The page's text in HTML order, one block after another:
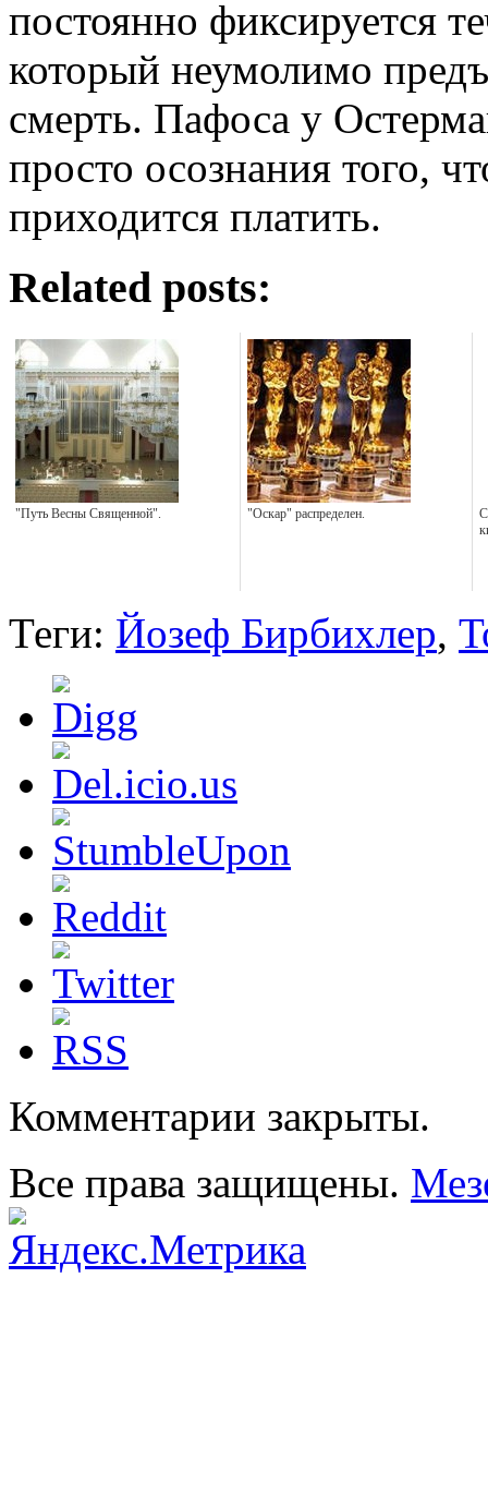
постоянно фиксируется
который неумолимо
смерть. Пафоса у
просто осознания того,
приходится платить.
Related posts:
"Путь Весны Священной". "Оскар" распределен.
Теги: Йозеф Бирбихлер,
Комментарии закрыты.
Все права защищены.